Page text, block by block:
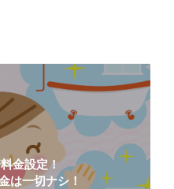
金設定！
は一切ナシ！